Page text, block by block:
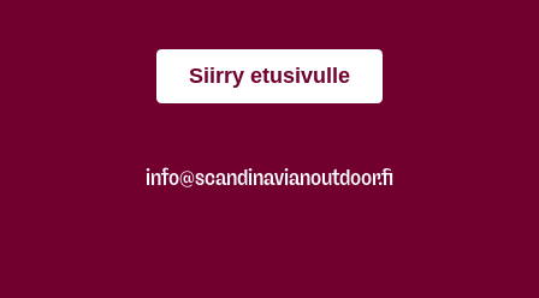
Siirry etusivulle
info@scandinavianoutdoor.fi